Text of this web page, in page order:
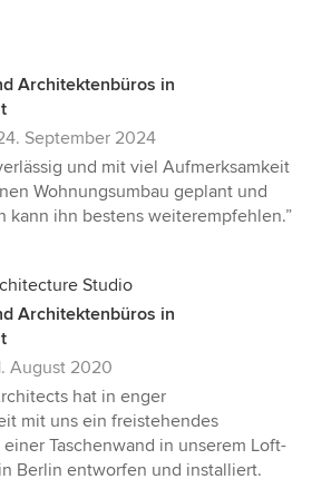
Architektenbüros in
September 2024
und mit viel Aufmerksamkeit
Wohnungsumbau geplant und
kann ihn bestens weiterempfehlen.”
Studio
Architektenbüros in
August 2020
hat in enger
mit uns ein freistehendes
Taschenwand in unserem Loft-
Berlin entworfen und installiert.